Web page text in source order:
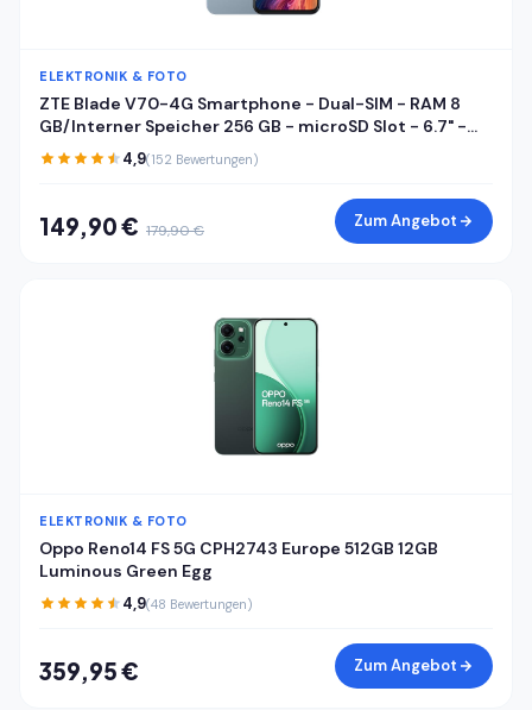
ELEKTRONIK & FOTO
ZTE Blade V70-4G Smartphone - Dual-SIM - RAM 8
GB/Interner Speicher 256 GB - microSD Slot - 6.7" -
1600 x 720 Pixel (120 Hz) - Triple-Kamera 108 MP, 2 MP
- Front Camera 16 MP - Sternenstaubgrau
4,9(152 Bewertungen)
149,90 € 179,90 € Zum Angebot
ELEKTRONIK & FOTO
Oppo Reno14 FS 5G CPH2743 Europe 512GB 12GB
Luminous Green Egg
4,9(48 Bewertungen)
359,95 € Zum Angebot